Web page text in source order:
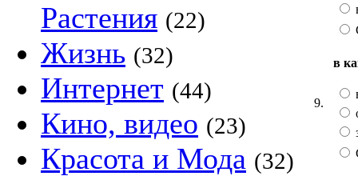
Растения (22)
Жизнь (32)
Интернет (44)
Кино, видео (23)
Красота и Мода (32)
9.
в